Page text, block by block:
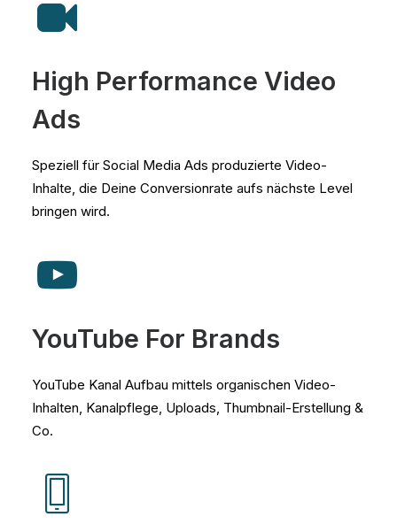
High Performance Video
Ads
Speziell für Social Media Ads produzierte Video-
Inhalte, die Deine Conversionrate aufs nächste Level
bringen wird.
YouTube For Brands
YouTube Kanal Aufbau mittels organischen Video-
Inhalten, Kanalpflege, Uploads, Thumbnail-Erstellung &
Co.